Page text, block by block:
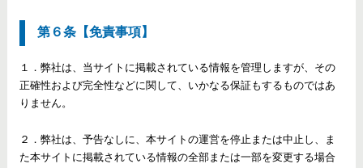
第６条【免責事項】
１．弊社は、当サイトに掲載されている情報を管理しますが、その
正確性および完全性などに関して、いかなる保証もするものではあ
りません。
２．弊社は、予告なしに、本サイトの運営を停止または中止し、ま
た本サイトに掲載されている情報の全部または一部を変更する場合